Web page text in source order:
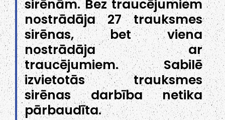
sirēnām. Bez traucējumiem
nostrādāja 27 trauksmes
sirēnas, bet viena
nostrādāja ar
traucējumiem. Sabilē
izvietotās trauksmes
sirēnas darbība netika
pārbaudīta.